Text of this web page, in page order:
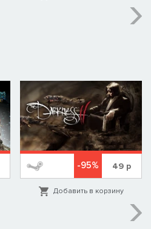
-95% 49 р
Добавить в корзину